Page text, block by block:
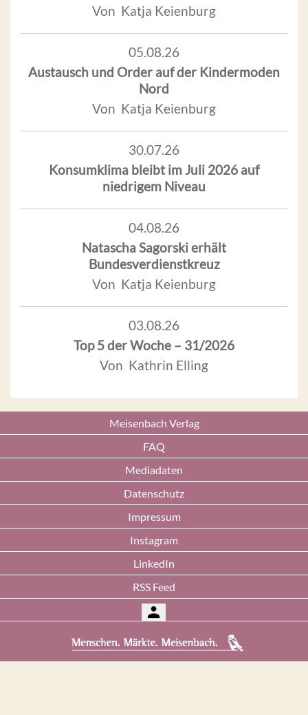
Von Katja Keienburg
05.08.26
Austausch und Order auf der Kindermoden
Nord
Von Katja Keienburg
30.07.26
Konsumklima bleibt im Juli 2026 auf
niedrigem Niveau
04.08.26
Natascha Sagorski erhält
Bundesverdienstkreuz
Von Katja Keienburg
03.08.26
Top 5 der Woche – 31/2026
Von Kathrin Elling
Meisenbach Verlag
FAQ
Mediadaten
Datenschutz
Impressum
Instagram
LinkedIn
RSS Feed